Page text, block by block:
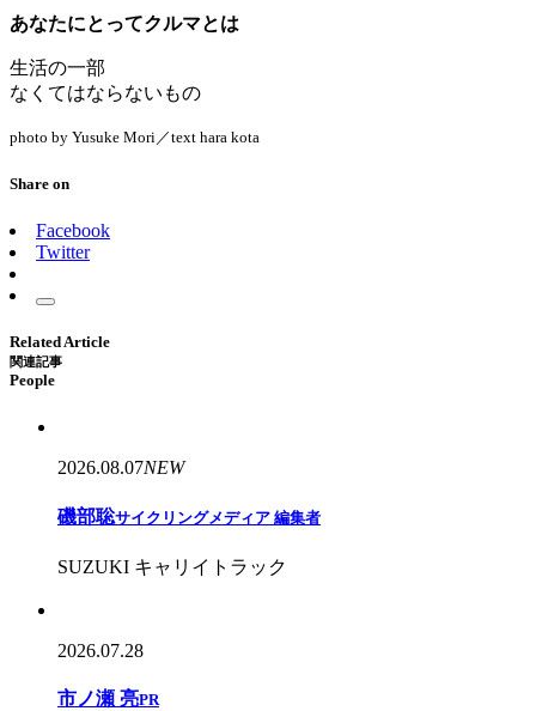
あなたにとってクルマとは
生活の一部
なくてはならないもの
photo by Yusuke Mori／text hara kota
Share on
Facebook
Twitter
Related Article
関連記事
People
2026.08.07NEW
磯部聡サイクリングメディア 編集者
SUZUKI キャリイトラック
2026.07.28
市ノ瀬 亮PR